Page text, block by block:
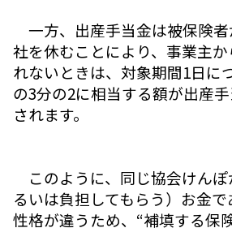
一方、出産手当金は被保険
社を休むことにより、事業主
れないときは、対象期間1日に
の3分の2に相当する額が出産
されます。
このように、同じ協会けんぽ
るいは負担してもらう）お金
性格が違うため、“補填する保